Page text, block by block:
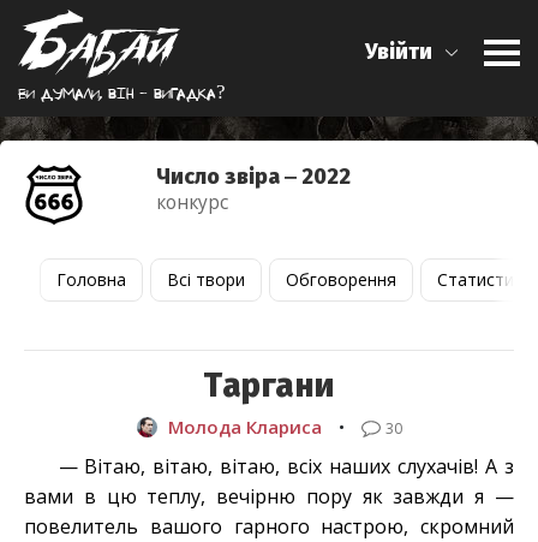
Ви думали, вiн - вигадка?
Увійти
Число звіра ‒ 2022
конкурс
Головна Всі твори Обговорення Статистика
Таргани
Молода Клариса • 30
— Вітаю, вітаю, вітаю, всіх наших слухачів! А з
вами в цю теплу, вечірню пору як завжди я —
повелитель вашого гарного настрою, скромний